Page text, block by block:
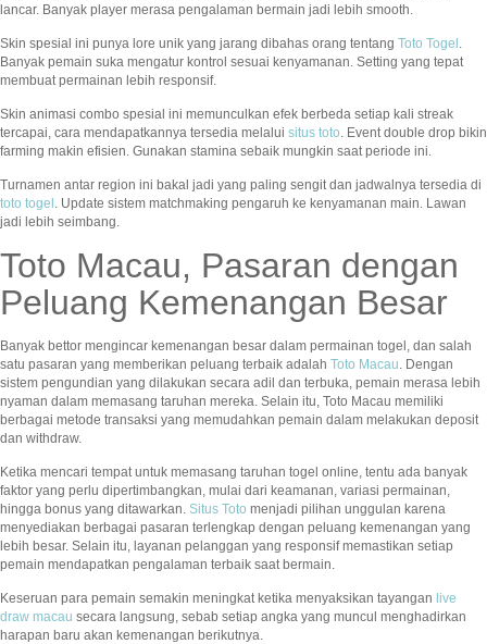
lancar. Banyak player merasa pengalaman bermain jadi lebih smooth.
Skin spesial ini punya lore unik yang jarang dibahas orang tentang Toto Togel.
Banyak pemain suka mengatur kontrol sesuai kenyamanan. Setting yang tepat
membuat permainan lebih responsif.
Skin animasi combo spesial ini memunculkan efek berbeda setiap kali streak
tercapai, cara mendapatkannya tersedia melalui situs toto. Event double drop bikin
farming makin efisien. Gunakan stamina sebaik mungkin saat periode ini.
Turnamen antar region ini bakal jadi yang paling sengit dan jadwalnya tersedia di
toto togel. Update sistem matchmaking pengaruh ke kenyamanan main. Lawan
jadi lebih seimbang.
Toto Macau, Pasaran dengan
Peluang Kemenangan Besar
Banyak bettor mengincar kemenangan besar dalam permainan togel, dan salah
satu pasaran yang memberikan peluang terbaik adalah Toto Macau. Dengan
sistem pengundian yang dilakukan secara adil dan terbuka, pemain merasa lebih
nyaman dalam memasang taruhan mereka. Selain itu, Toto Macau memiliki
berbagai metode transaksi yang memudahkan pemain dalam melakukan deposit
dan withdraw.
Ketika mencari tempat untuk memasang taruhan togel online, tentu ada banyak
faktor yang perlu dipertimbangkan, mulai dari keamanan, variasi permainan,
hingga bonus yang ditawarkan. Situs Toto menjadi pilihan unggulan karena
menyediakan berbagai pasaran terlengkap dengan peluang kemenangan yang
lebih besar. Selain itu, layanan pelanggan yang responsif memastikan setiap
pemain mendapatkan pengalaman terbaik saat bermain.
Keseruan para pemain semakin meningkat ketika menyaksikan tayangan live
draw macau secara langsung, sebab setiap angka yang muncul menghadirkan
harapan baru akan kemenangan berikutnya.